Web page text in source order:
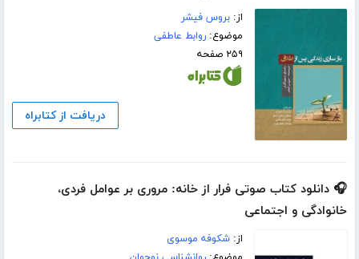
از:بروس فیشر
موضوع:روابط عاطفی
۲۵۹ صفحه
دریافت از کتابراه
🎧 دانلود کتاب صوتی فرار از خانه: مروری بر عوامل فردی،
خانوادگی و اجتماعی
از:شکوفه موسوی